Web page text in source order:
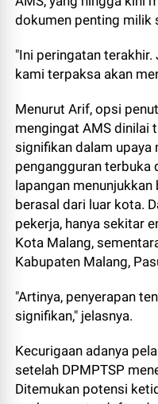
dokumen penting milik
"Ini peringatan
kami terpaksa akan
Menurut Arif, opsi
mengingat AMS dinilai
signifikan dalam upaya
pengangguran terbuka
lapangan
berasal dari luar kota.
pekerja, hanya sekitar
Kota Malang,
Kabupaten Malang,
"Artinya, penyerapan
signifikan," jelasnya.
Kecurigaan adanya
setelah DPMPTSP
Ditemukan potensi